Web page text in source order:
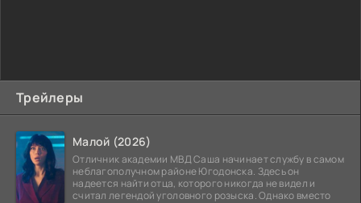
Трейлеры
Малой (2026)
Отличник академии МВД Саша начинает службу в самом
неблагополучном районе Югодонска. Здесь он
надеется найти отца, которого никогда не видел и
считал легендой уголовного розыска. Однако вместо